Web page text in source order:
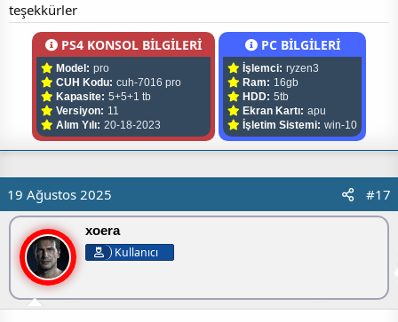
teşekkürler
PS4 KONSOL BİLGİLERİ
Model: pro
CUH Kodu: cuh-7016 pro
Kapasite: 5+5+1 tb
Versiyon: 11
Alım Yılı: 20-18-2023
PC BİLGİLERİ
İşlemci: ryzen3
Ram: 16gb
HDD: 5tb
Ekran Kartı: apu
İşletim Sistemi: win-10
19 Ağustos 2025 #17
xoera
Kullanıcı